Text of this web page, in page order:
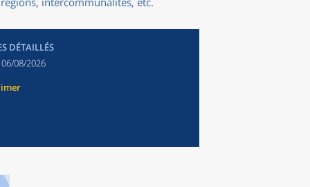
DÉTAILLÉS
06/08/2026